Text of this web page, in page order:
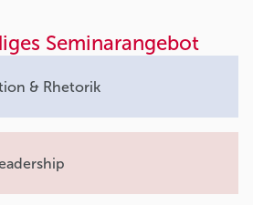
Seminarangebot
& Rhetorik